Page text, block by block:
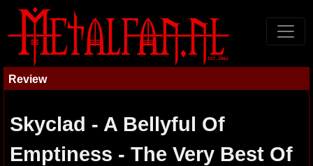
Review
Skyclad - A Bellyful Of
Emptiness - The Very Best Of